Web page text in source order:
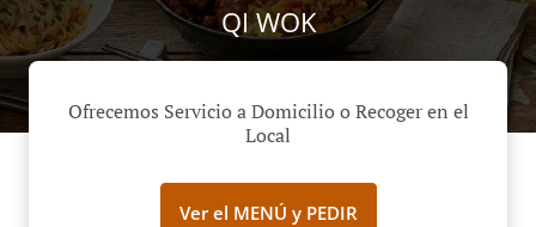
QI WOK
Ofrecemos Servicio a Domicilio o Recoger en el
Local
Ver el MENÚ y PEDIR